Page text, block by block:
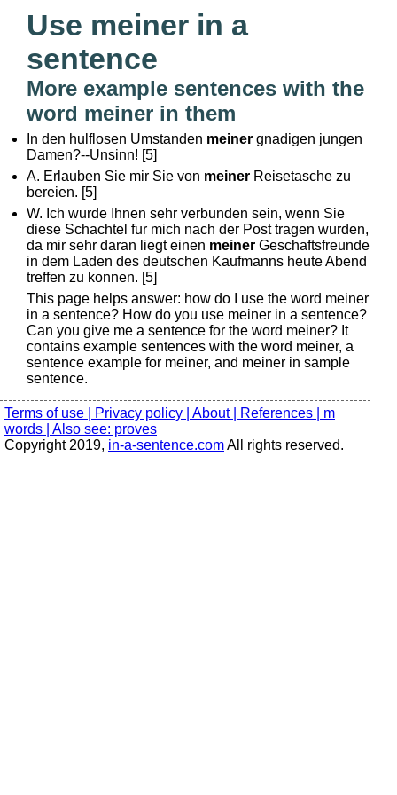
Use meiner in a
sentence
More example sentences with the
word meiner in them
In den hulflosen Umstanden meiner gnadigen jungen
Damen?--Unsinn! [5]
A. Erlauben Sie mir Sie von meiner Reisetasche zu
bereien. [5]
W. Ich wurde Ihnen sehr verbunden sein, wenn Sie
diese Schachtel fur mich nach der Post tragen wurden,
da mir sehr daran liegt einen meiner Geschaftsfreunde
in dem Laden des deutschen Kaufmanns heute Abend
treffen zu konnen. [5]
This page helps answer: how do I use the word meiner
in a sentence? How do you use meiner in a sentence?
Can you give me a sentence for the word meiner? It
contains example sentences with the word meiner, a
sentence example for meiner, and meiner in sample
sentence.
Terms of use | Privacy policy | About | References | m
words | Also see: proves
Copyright 2019, in-a-sentence.comAll rights reserved.